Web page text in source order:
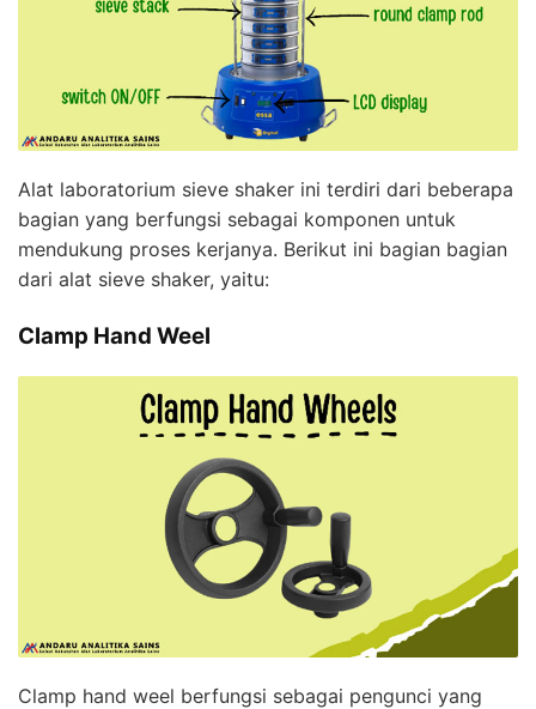
Alat laboratorium sieve shaker ini terdiri dari beberapa
bagian yang berfungsi sebagai komponen untuk
mendukung proses kerjanya. Berikut ini bagian bagian
dari alat sieve shaker, yaitu:
Clamp Hand Weel
Clamp hand weel berfungsi sebagai pengunci yang